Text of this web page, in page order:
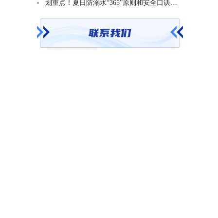
划重点！夏日防溺水“365”原则和安全口诀一起学